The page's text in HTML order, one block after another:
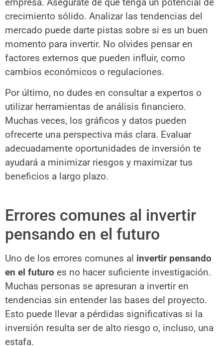
crecimiento sólido. Analizar las tendencias del
mercado puede darte pistas sobre si es un buen
momento para invertir. No olvides pensar en
factores externos que pueden influir, como
cambios económicos o regulaciones.
Por último, no dudes en consultar a expertos o
utilizar herramientas de análisis financiero.
Muchas veces, los gráficos y datos pueden
ofrecerte una perspectiva más clara. Evaluar
adecuadamente oportunidades de inversión te
ayudará a minimizar riesgos y maximizar tus
beneficios a largo plazo.
Errores comunes al invertir
pensando en el futuro
Uno de los errores comunes al invertir pensando
en el futuro es no hacer suficiente investigación.
Muchas personas se apresuran a invertir en
tendencias sin entender las bases del proyecto.
Esto puede llevar a pérdidas significativas si la
inversión resulta ser de alto riesgo o, incluso, una
estafa.